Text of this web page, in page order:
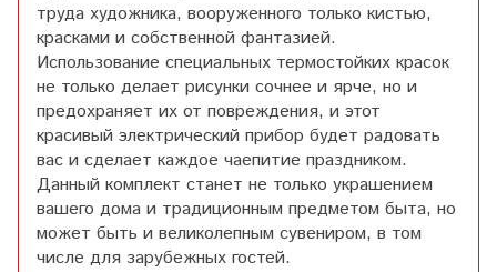
труда художника, вооруженного только кистью,
красками и собственной фантазией.
Использование специальных термостойких красок
не только делает рисунки сочнее и ярче, но и
предохраняет их от повреждения, и этот
красивый электрический прибор будет радовать
вас и сделает каждое чаепитие праздником.
Данный комплект станет не только украшением
вашего дома и традиционным предметом быта, но
может быть и великолепным сувениром, в том
числе для зарубежных гостей.